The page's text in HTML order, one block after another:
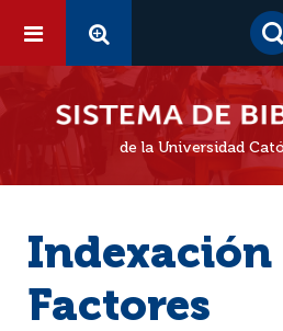
de la Universidad
Indexación
Factores